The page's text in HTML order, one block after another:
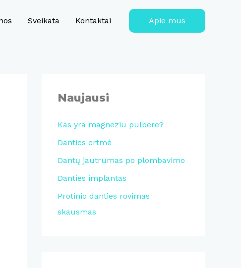
Sveikata Kontaktai Apie mus
Naujausi
Kas yra magneziu pulbere?
Danties ertmė
Dantų jautrumas po plombavimo
Danties implantas
Protinio danties rovimas
skausmas